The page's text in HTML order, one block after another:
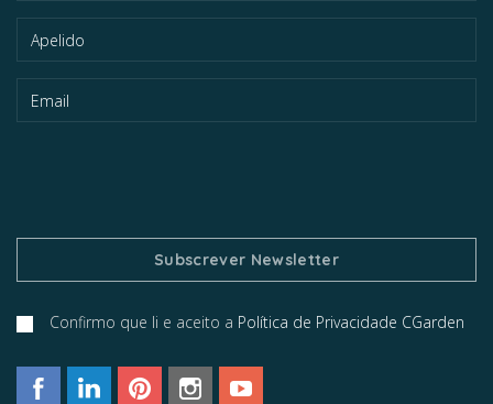
Confirmo que li e aceito a Política de Privacidade CGarden